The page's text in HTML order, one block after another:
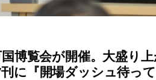
博覧会が開催。大盛り
に『開場ダッシュ待っ